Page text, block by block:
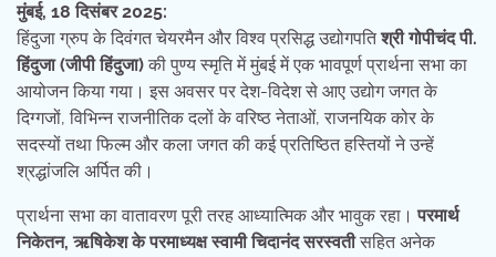
मुंबई, 18 दिसंबर 2025:
हिंदुजा ग्रुप के दिवंगत चेयरमैन और विश्व प्रसिद्ध उद्योगपतिश्री गोपीचंद पी.
हिंदुजा (जीपी हिंदुजा) की पुण्य स्मृति में मुंबई में एक भावपूर्ण प्रार्थना सभा का
आयोजन किया गया। इस अवसर पर देश-विदेश से आए उद्योग जगत के
दिग्गजों, विभिन्न राजनीतिक दलों के वरिष्ठ नेताओं, राजनयिक कोर के
सदस्यों तथा फिल्म और कला जगत की कई प्रतिष्ठित हस्तियों ने उन्हें
श्रद्धांजलि अर्पित की।
प्रार्थना सभा का वातावरण पूरी तरह आध्यात्मिक और भावुक रहा।परमार्थ
निकेतन, ऋषिकेश के परमाध्यक्ष स्वामी चिदानंद सरस्वतीसहित अनेक